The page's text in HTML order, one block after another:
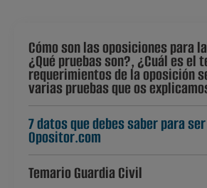
Cómo son las oposiciones para
¿Qué pruebas son?, ¿Cuál es el
requerimientos de la oposición
varias pruebas que os
7 datos que debes saber para
Opositor.com
Temario Guardia Civil